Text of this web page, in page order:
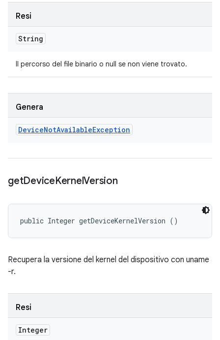
Resi
String
Il percorso del file binario o null se non viene trovato.
Genera
DeviceNotAvailableException
getDeviceKernelVersion
public Integer getDeviceKernelVersion ()
Recupera la versione del kernel del dispositivo con uname
-r.
Resi
Integer